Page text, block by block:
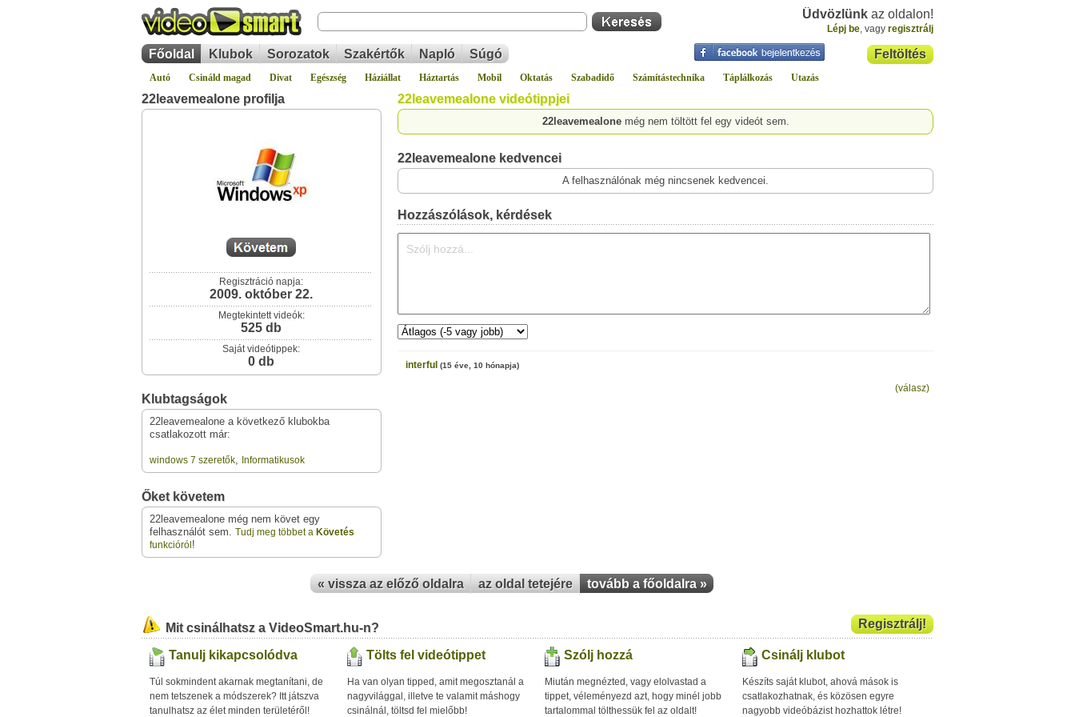
Üdvözlünk az oldalon!
Lépj be, vagy regisztrálj
Feltöltés
Főoldal Klubok Sorozatok Szakértők Napló Súgó
Autó Csináld magad Divat Egészség Háziállat Háztartás Mobil Oktatás Szabadidő Számítástechnika Táplálkozás Utazás
22leavemealone profilja
Regisztráció napja:
2009. október 22.
Megtekintett videók:
525 db
Saját videótippek:
0 db
Klubtagságok
22leavemealone a következő klubokba
csatlakozott már:
windows 7 szeretők, Informatikusok
Őket követem
22leavemealone még nem követ egy
felhasználót sem. Tudj meg többet a Követés
funkcióról !
22leavemealone videótippjei
22leavemealonemég nem töltött fel egy videót sem.
22leavemealone kedvencei
A felhasználónak még nincsenek kedvencei.
Hozzászólások, kérdések
interful (15 éve, 10 hónapja)
(válasz)
« vissza az előző oldalra az oldal tetejére tovább a főoldalra »
Regisztrálj!
Mit csinálhatsz a VideoSmart.hu-n?
Tanulj kikapcsolódva
Túl sokmindent akarnak megtanítani, de
nem tetszenek a módszerek? Itt játszva
tanulhatsz az élet minden területéről!
Tölts fel videótippet
Ha van olyan tipped, amit megosztanál a
nagyvilággal, illetve te valamit máshogy
csinálnál, töltsd fel mielőbb!
Szólj hozzá
Miután megnézted, vagy elolvastad a
tippet, véleményezd azt, hogy minél jobb
tartalommal tölthessük fel az oldalt!
Csinálj klubot
Készíts saját klubot, ahová mások is
csatlakozhatnak, és közösen egyre
nagyobb videóbázist hozhattok létre!